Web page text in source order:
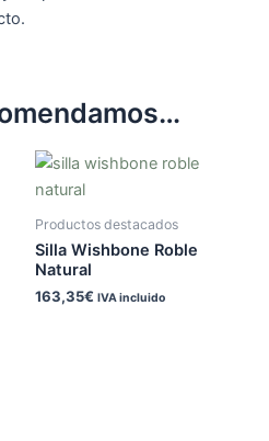
Productos destacados
Silla Wishbone Roble
Natural
163,35€ IVA incluido